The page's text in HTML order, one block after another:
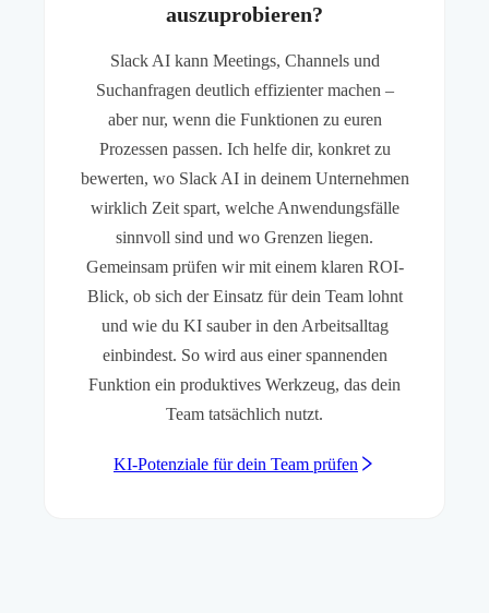
auszuprobieren?
Slack AI kann Meetings, Channels und
Suchanfragen deutlich effizienter machen –
aber nur, wenn die Funktionen zu euren
Prozessen passen. Ich helfe dir, konkret zu
bewerten, wo Slack AI in deinem Unternehmen
wirklich Zeit spart, welche Anwendungsfälle
sinnvoll sind und wo Grenzen liegen.
Gemeinsam prüfen wir mit einem klaren ROI-
Blick, ob sich der Einsatz für dein Team lohnt
und wie du KI sauber in den Arbeitsalltag
einbindest. So wird aus einer spannenden
Funktion ein produktives Werkzeug, das dein
Team tatsächlich nutzt.
KI-Potenziale für dein Team prüfen